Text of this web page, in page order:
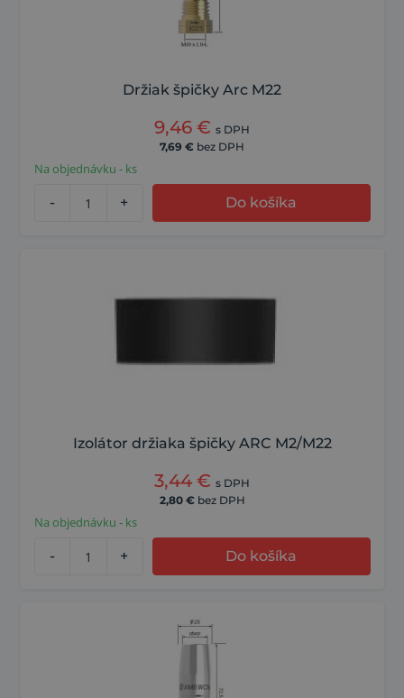
Držiak špičky Arc M22
9,46 € s DPH
7,69 € bez DPH
Na objednávku - ks
- + Do košíka
Izolátor držiaka špičky ARC M2/M22
3,44 € s DPH
2,80 € bez DPH
Na objednávku - ks
- + Do košíka